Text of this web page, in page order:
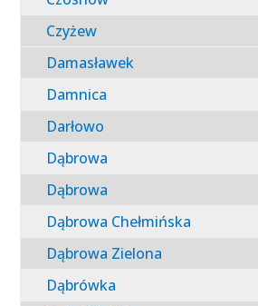
Czyżew
Damasławek
Damnica
Darłowo
Dąbrowa
Dąbrowa
Dąbrowa Chełmińska
Dąbrowa Zielona
Dąbrówka